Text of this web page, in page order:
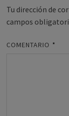
Tu dirección de
campos
COMENTARIO *